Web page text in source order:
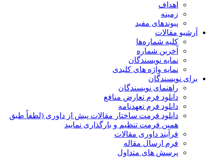
اهداف
زمینه
پیوندهای مفید
آرشیو مقالات
کلیه شماره‌ها
آخرین شماره
نمایه نویسندگان
نمایه واژه های کلیدی
برای نویسندگان
راهنمای نویسندگان
دانلود فرم تعارض منافع
دانلود فرم تعهدنامه
دانلود فرمت ساختار مقالات پیش از داوری (لطفاً طبق
همین فرمت تنظیم و بارگذاری نمایید
فرآیند داوری مقالات
فرم ارسال مقاله
پرسش های متداول